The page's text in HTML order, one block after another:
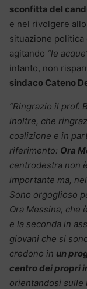
sconfitta del
e nel rivolgere
situazione
agitando “le
intanto, non
sindaco Cateno
“Ringrazio il prof.
inoltre, che
coalizione e in
riferimento: Ora
centrodestra non
importante ma,
Sono orgoglioso
Ora Messina, che
e la seconda in
giovani che si
credono in un
centro dei propri
orientandosi sulle